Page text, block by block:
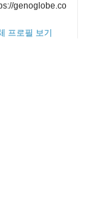
genoglobe.co
프로필 보기